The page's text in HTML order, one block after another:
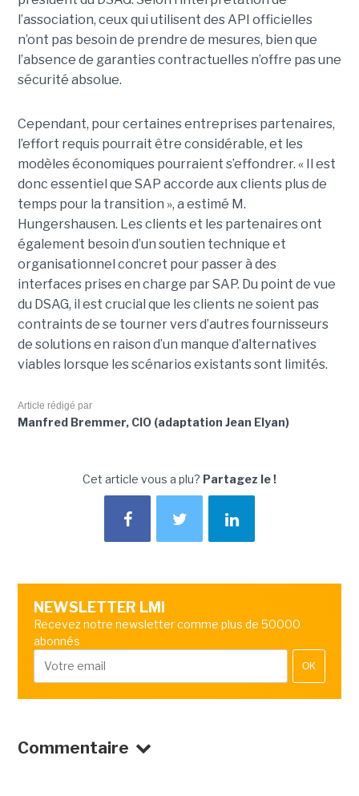
l’association, ceux qui utilisent des API officielles
n’ont pas besoin de prendre de mesures, bien que
l’absence de garanties contractuelles n’offre pas une
sécurité absolue.
Cependant, pour certaines entreprises partenaires,
l’effort requis pourrait être considérable, et les
modèles économiques pourraient s’effondrer. « Il est
donc essentiel que SAP accorde aux clients plus de
temps pour la transition », a estimé M.
Hungershausen. Les clients et les partenaires ont
également besoin d’un soutien technique et
organisationnel concret pour passer à des
interfaces prises en charge par SAP. Du point de vue
du DSAG, il est crucial que les clients ne soient pas
contraints de se tourner vers d’autres fournisseurs
de solutions en raison d’un manque d’alternatives
viables lorsque les scénarios existants sont limités.
Article rédigé par
Manfred Bremmer, CIO (adaptation Jean Elyan)
Cet article vous a plu? Partagez le !
NEWSLETTER LMI
Recevez notre newsletter comme plus de 50000
abonnés
OK
Commentaire